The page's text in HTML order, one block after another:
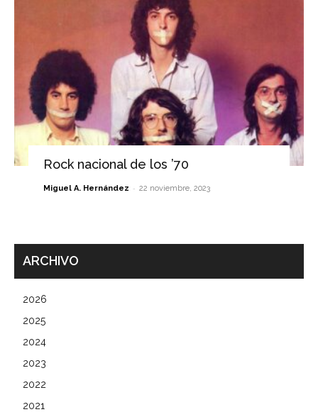
Rock nacional de los ’70
Miguel A. Hernández - 22 noviembre, 2023
ARCHIVO
2026
2025
2024
2023
2022
2021